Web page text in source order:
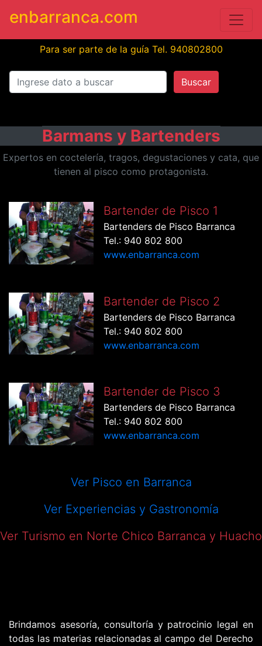
enbarranca.com
Para ser parte de la guía Tel. 940802800
Buscar
Barmans y Bartenders
Expertos en coctelería, tragos, degustaciones y cata, que
tienen al pisco como protagonista.
Bartender de Pisco 1
Bartenders de Pisco Barranca
Tel.: 940 802 800
www.enbarranca.com
Bartender de Pisco 2
Bartenders de Pisco Barranca
Tel.: 940 802 800
www.enbarranca.com
Bartender de Pisco 3
Bartenders de Pisco Barranca
Tel.: 940 802 800
www.enbarranca.com
Ver Pisco en Barranca
Ver Experiencias y Gastronomía
Ver Turismo en Norte Chico Barranca y Huacho
Brindamos asesoría, consultoría y patrocinio legal en
todas las materias relacionadas al campo del Derecho